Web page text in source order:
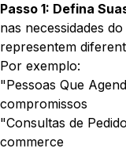
Passo 1: Defina
nas necessidades
representem
Por exemplo:
"Pessoas Que
compromissos
"Consultas de
commerce